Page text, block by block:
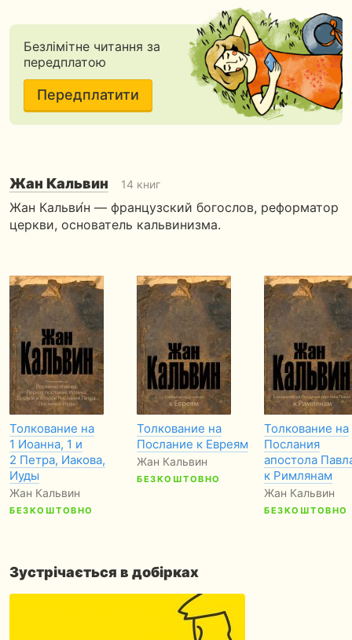
Безлімітне читання за
передплатою
Передплатити
Жан Кальвин 14 книг
Жан Кальви́н — французский богослов, реформатор
церкви, основатель кальвинизма.
Толкование на
1 Иоанна, 1 и
2 Петра, Иакова,
Иуды
Жан Кальвин
БЕЗКОШТОВНО
Толкование на
Послание к Евреям
Жан Кальвин
БЕЗКОШТОВНО
Толкование на
Послания
апостола
к Римлянам
Жан Кальвин
БЕЗКОШТОВНО
Зустрічається в добірках